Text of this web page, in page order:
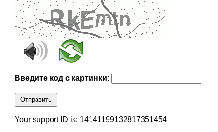
Введите код с картинки:
Отправить
Your support ID is: 14141199132817351454